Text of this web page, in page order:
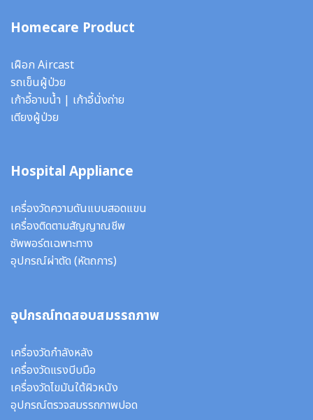
Homecare Product
เฝือก Aircast
รถเข็นผู้ป่วย
เก้าอี้อาบน้ำ | เก้าอี้นั่งถ่าย
เตียงผู้ป่วย
Hospital Appliance
เครื่องวัดความดันแบบสอดแขน
เครื่องติดตามสัญญาณชีพ
ซัพพอร์ตเฉพาะทาง
อุปกรณ์ผ่าตัด (หัตถการ)
อุปกรณ์ทดสอบสมรรถภาพ
เครื่องวัดกำลังหลัง
เครื่องวัดแรงบีบมือ
เครื่องวัดไขมันใต้ผิวหนัง
อุปกรณ์ตรวจสมรรถภาพปอด